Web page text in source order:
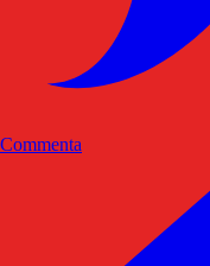
Commenta